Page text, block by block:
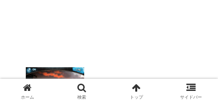
【グラブル】今年も残すところ残り3ヶ月
ホーム 検索 トップ サイドバー